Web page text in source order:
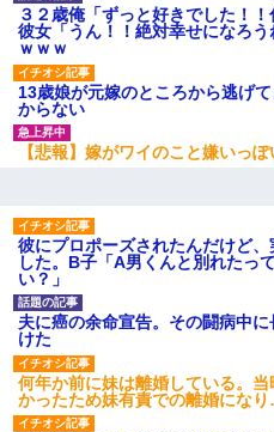
高1のとき男に襲われ、不妊の叔
養子縁組してアメリカに子供を
亡くなってしまい…
彼女との行為を録画した結果→衝
ｗ
て近寄ったら女の子がおっさんの
【不幸な結婚式】新郎親族「ブス
てさ～ほんと恥ずかしいわよね～
下座」→ 結果・・・
隣室のお婆ちゃん「下階からの
い」私「変だなあ～なにも臭わ
窓とドアを開けないで』
３２歳俺「ずっと好きでした！
彼女「うん！！絶対幸せにな
ｗｗｗ
13歳娘が元嫁のところから逃げ
からない
【悲報】嫁がワイのこと嫌いっ
彼にプロポーズされたんだけど
した。B子「A男くんと別れたっ
い？」
夫に癌の余命宣告。その闘病中
けた
何年か前に妹は離婚している。
かったため妹有責での離婚にな